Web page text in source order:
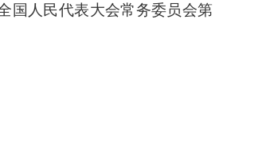
国人民代表大会常务委员会第